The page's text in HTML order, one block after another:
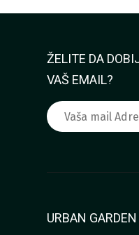
ŽELITE DA
VAŠ EMAIL?
URBAN GARDEN